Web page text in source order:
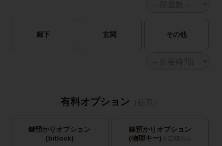
廊下 玄関 その他
有料オプション
鍵預かりオプション
(bitlock)
鍵預かりオプション
(物理キー) ※定期のみ